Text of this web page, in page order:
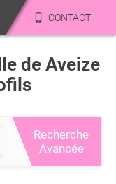
CONTACT
de Aveize
Recherche
Avancée